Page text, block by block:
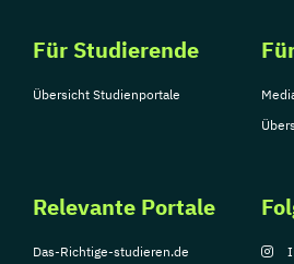
Für Studierende
Übersicht Studienportale
Relevante Portale
Das-Richtige-studieren.de